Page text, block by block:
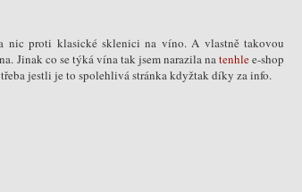
nic proti klasické sklenici na víno. A vlastně takovou
Jinak co se týká vína tak jsem narazila natenhlee-shop
jestli je to spolehlivá stránka kdyžtak díky za info.